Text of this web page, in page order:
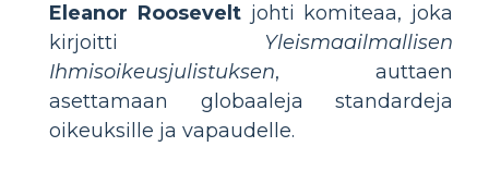
Eleanor Rooseveltjohti komiteaa, joka
kirjoitti Yleismaailmallisen
Ihmisoikeusjulistuksen, auttaen
asettamaan globaaleja standardeja
oikeuksille ja vapaudelle.